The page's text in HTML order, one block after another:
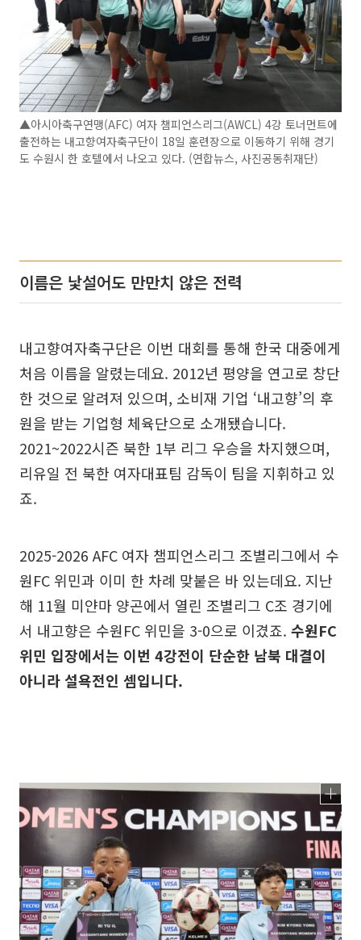
▲아시아축구연맹(AFC) 여자 챔피언스리그(AWCL) 4강 토너먼트에
출전하는 내고향여자축구단이 18일 훈련장으로 이동하기 위해 경기
도 수원시 한 호텔에서 나오고 있다. (연합뉴스, 사진공동취재단)
이름은 낯설어도 만만치 않은 전력
내고향여자축구단은 이번 대회를 통해 한국 대중에게
처음 이름을 알렸는데요. 2012년 평양을 연고로 창단
한 것으로 알려져 있으며, 소비재 기업 ‘내고향’의 후
원을 받는 기업형 체육단으로 소개됐습니다.
2021~2022시즌 북한 1부 리그 우승을 차지했으며,
리유일 전 북한 여자대표팀 감독이 팀을 지휘하고 있
죠.
2025-2026 AFC 여자 챔피언스리그 조별리그에서 수
원FC 위민과 이미 한 차례 맞붙은 바 있는데요. 지난
해 11월 미얀마 양곤에서 열린 조별리그 C조 경기에
서 내고향은 수원FC 위민을 3-0으로 이겼죠. 수원FC
위민 입장에서는 이번 4강전이 단순한 남북 대결이
아니라 설욕전인 셈입니다.